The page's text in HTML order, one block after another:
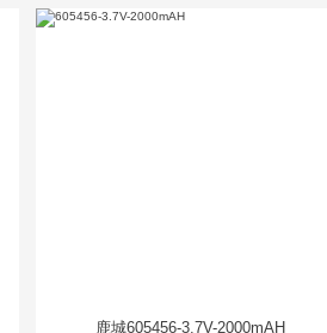
鹿城605456-3.7V-2000mAH